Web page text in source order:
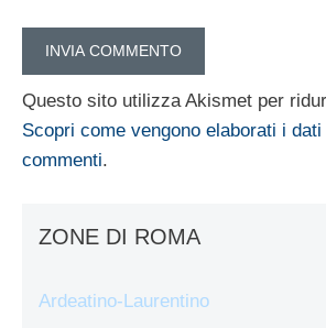
Questo sito utilizza Akismet per
Scopri come vengono elaborati i
commenti.
ZONE DI ROMA
Ardeatino-Laurentino